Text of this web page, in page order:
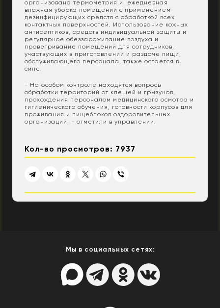
организована термометрия и ежедневная
влажная уборка помещений с применением
дезинфицирующих средств с обработкой всех
контактных поверхностей. Использование кожных
антисептиков, средств индивидуальной защиты и
регулярное обеззараживание воздуха и
проветривание помещений для сотрудников,
участвующих в приготовлении и раздаче пищи,
обслуживающего персонала, также остается в
силе.
- На особом контроле находятся вопросы
обработки территорий от клещей и грызунов,
прохождения персоналом медицинского осмотра и
гигиенического обучения, готовности корпусов для
проживания и пищеблоков оздоровительных
организаций, - отметили в управлении.
Кол-во просмотров: 7937
Мы в социальных сетях: